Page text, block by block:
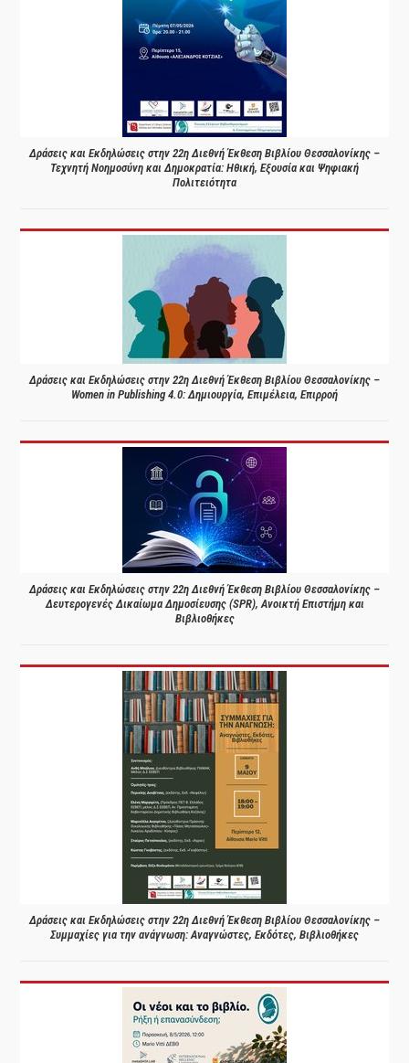
Δράσεις και Εκδηλώσεις στην 22η Διεθνή Έκθεση Βιβλίου Θεσσαλονίκης –
Τεχνητή Νοημοσύνη και Δημοκρατία: Ηθική, Εξουσία και Ψηφιακή
Πολιτειότητα
Δράσεις και Εκδηλώσεις στην 22η Διεθνή Έκθεση Βιβλίου Θεσσαλονίκης –
Women in Publishing 4.0: Δημιουργία, Επιμέλεια, Επιρροή
Δράσεις και Εκδηλώσεις στην 22η Διεθνή Έκθεση Βιβλίου Θεσσαλονίκης –
Δευτερογενές Δικαίωμα Δημοσίευσης (SPR), Ανοικτή Επιστήμη και
Βιβλιοθήκες
Δράσεις και Εκδηλώσεις στην 22η Διεθνή Έκθεση Βιβλίου Θεσσαλονίκης –
Συμμαχίες για την ανάγνωση: Αναγνώστες, Εκδότες, Βιβλιοθήκες